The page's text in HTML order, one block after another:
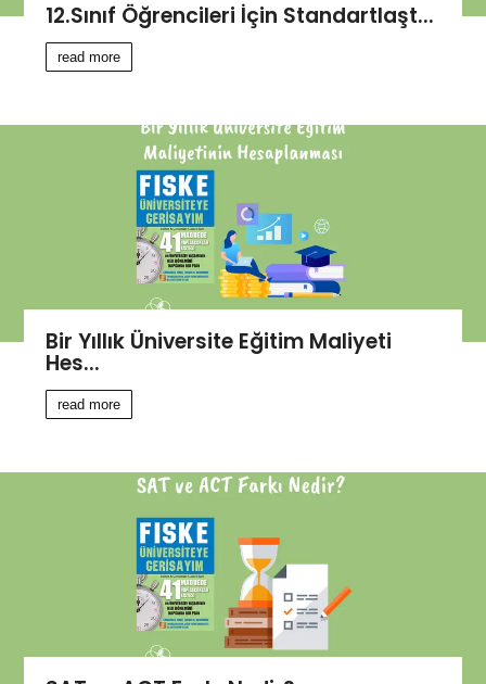
12.Sınıf Öğrencileri İçin Standartlaşt...
read more
Bir Yıllık Üniversite Eğitim Maliyeti
Hes...
read more